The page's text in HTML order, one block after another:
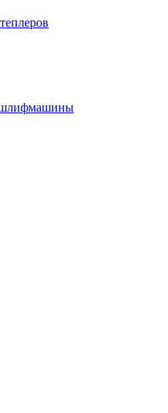
шлифмашины